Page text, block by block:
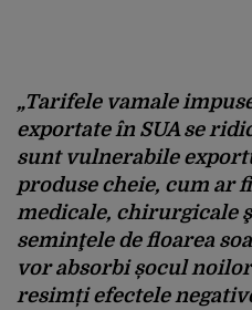
„Tarifele vamale
exportate în SUA se
sunt vulnerabile
produse cheie, cum ar
medicale, chirurgicale
seminţele de floarea
vor absorbi șocul
resimți efectele